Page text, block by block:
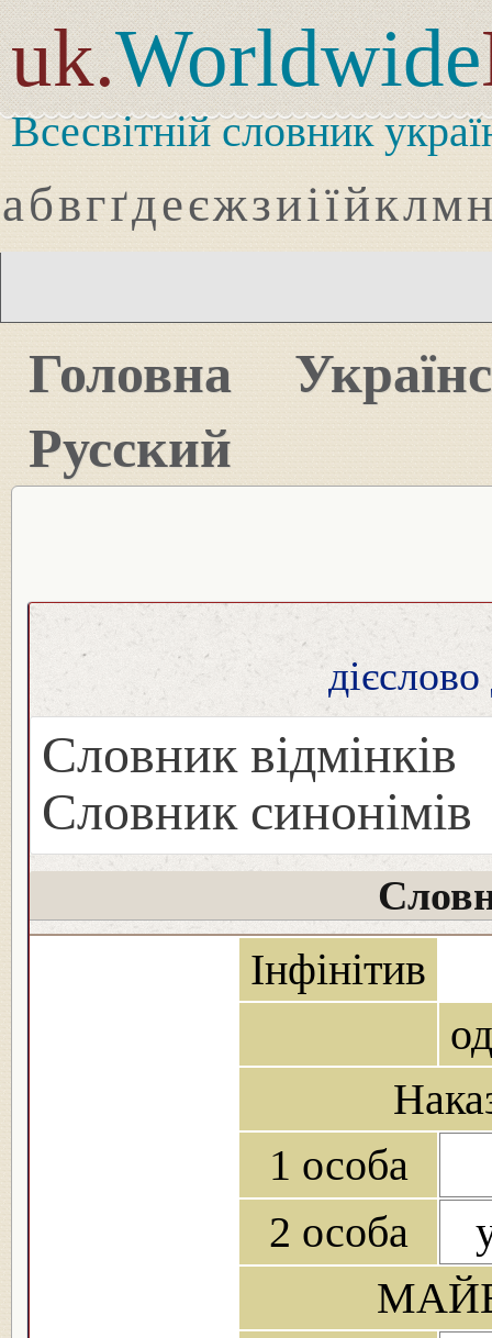
uk.Worldwide
Всесвітній словник
абвгґдеєжзиіїйклмн
Головна
Русский
Словник відмінків
Словник синонімів
Інфінітив
1 особа
2 особа